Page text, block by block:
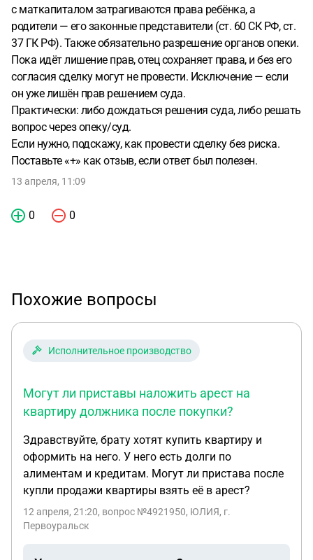
с маткапиталом затрагиваются права ребёнка, а
родители — его законные представители (ст. 60 СК РФ, ст.
37 ГК РФ). Также обязательно разрешение органов опеки.
Пока идёт лишение прав, отец сохраняет права, и без его
согласия сделку могут не провести. Исключение — если
он уже лишён прав решением суда.
Практически: либо дождаться решения суда, либо решать
вопрос через опеку/суд.
Если нужно, подскажу, как провести сделку без риска.
Поставьте «+» как отзыв, если ответ был полезен.
13 апреля, 11:09
0 0
Похожие вопросы
Исполнительное производство
Могут ли приставы наложить арест на
квартиру должника после покупки?
Здравствуйте, брату хотят купить квартиру и
оформить на него. У него есть долги по
алиментам и кредитам. Могут ли пристава после
купли продажи квартиры взять её в арест?
12 апреля, 21:20, вопрос №4921950, ЮЛИЯ, г.
Первоуральск